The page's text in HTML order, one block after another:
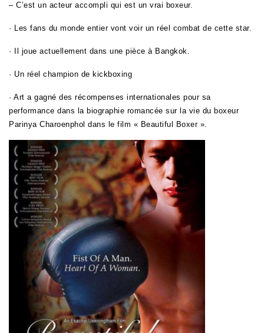
– C’est un acteur accompli qui est un vrai boxeur.
· Les fans du monde entier vont voir un réel combat de cette star.
· Il joue actuellement dans une pièce à Bangkok.
· Un réel champion de kickboxing
· Art a gagné des récompenses internationales pour sa
performance dans la biographie romancée sur la vie du boxeur
Parinya Charoenphol dans le film « Beautiful Boxer ».